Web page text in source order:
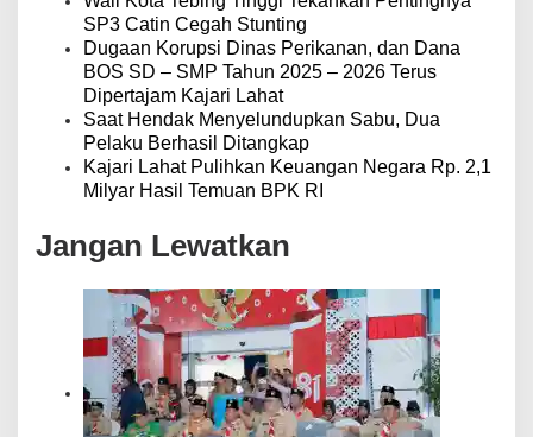
SP3 Catin Cegah Stunting
Dugaan Korupsi Dinas Perikanan, dan Dana
BOS SD – SMP Tahun 2025 – 2026 Terus
Dipertajam Kajari Lahat
Saat Hendak Menyelundupkan Sabu, Dua
Pelaku Berhasil Ditangkap
Kajari Lahat Pulihkan Keuangan Negara Rp. 2,1
Milyar Hasil Temuan BPK RI
Jangan Lewatkan